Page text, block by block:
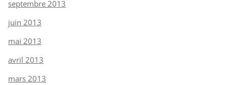
septembre 2013
juin 2013
mai 2013
avril 2013
mars 2013